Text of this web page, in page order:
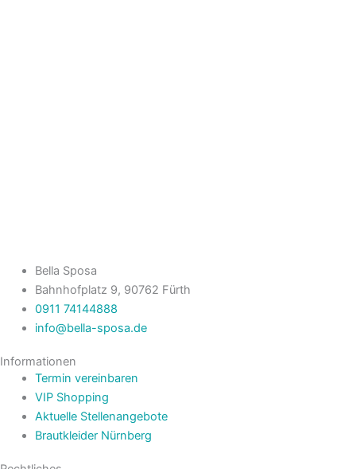
Bella Sposa
Bahnhofplatz 9, 90762 Fürth
0911 74144888
info@bella-sposa.de
Informationen
Termin vereinbaren
VIP Shopping
Aktuelle Stellenangebote
Brautkleider Nürnberg